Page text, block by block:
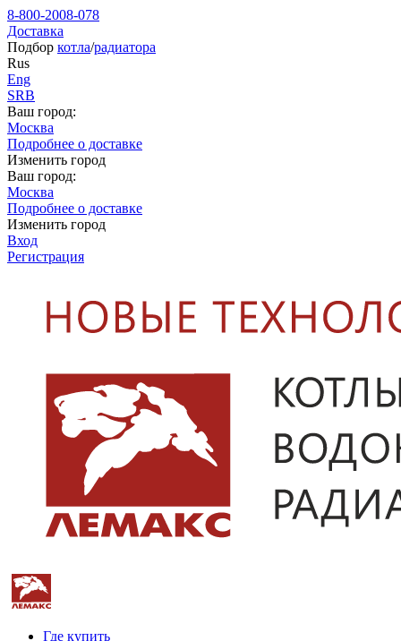
8-800-2008-078
Доставка
Подбор котла/радиатора
Rus
Eng
SRB
Ваш город:
Москва
Подробнее о доставке
Изменить город
Ваш город:
Москва
Подробнее о доставке
Изменить город
Вход
Регистрация
Где купить